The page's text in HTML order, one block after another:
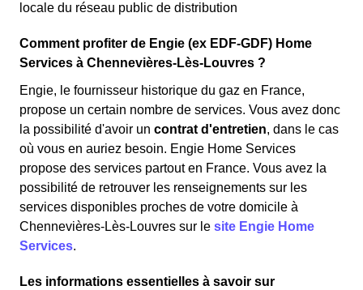
locale du réseau public de distribution
Comment profiter de Engie (ex EDF-GDF) Home
Services à Chennevières-Lès-Louvres ?
Engie, le fournisseur historique du gaz en France,
propose un certain nombre de services. Vous avez donc
la possibilité d'avoir un contrat d'entretien, dans le cas
où vous en auriez besoin. Engie Home Services
propose des services partout en France. Vous avez la
possibilité de retrouver les renseignements sur les
services disponibles proches de votre domicile à
Chennevières-Lès-Louvres sur le site Engie Home
Services.
Les informations essentielles à savoir sur